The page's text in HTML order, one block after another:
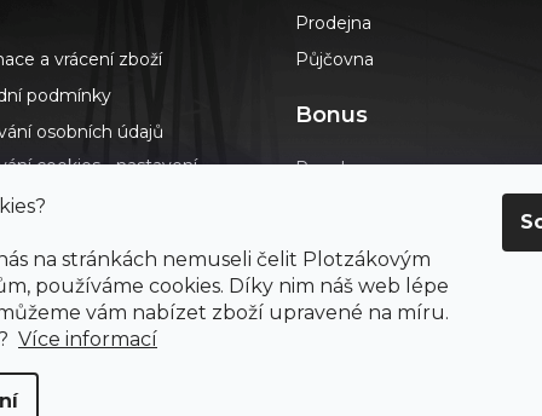
na stránkách nemuseli čelit Plotzákovým
používáme cookies. Díky nim náš web lépe
vám nabízet zboží upravené na míru.
Více informací
a vrácení zboží
podmínky
osobních údajů
cookies - nastavení
o přístupnosti
Prodejna
Půjčovna
Bonus
Poradna
Výkup návinek
Průvodce výběrem podlah